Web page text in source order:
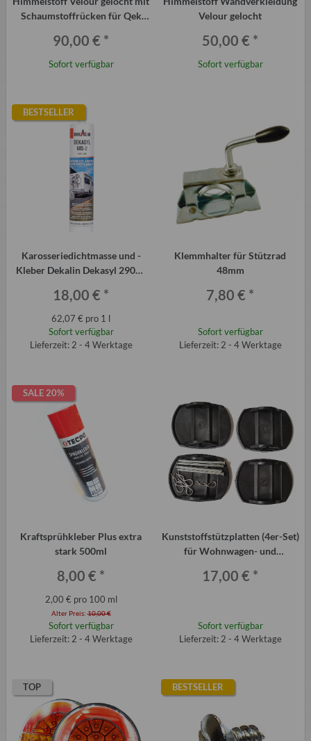
Schaumstoffrücken für Qek
90,00 € *
Sofort verfügbar
Velour gelocht
50,00 € *
Sofort verfügbar
BESTSELLER
Karosseriedichtmasse und -
Kleber Dekalin Dekasyl 290ml
18,00 € *
62,07 € pro 1 l
Sofort verfügbar
Lieferzeit: 2 - 4 Werktage
Klemmhalter für Stützrad
48mm
7,80 € *
Sofort verfügbar
Lieferzeit: 2 - 4 Werktage
SALE 20%
Kraftsprühkleber Plus extra
stark 500ml
8,00 € *
2,00 € pro 100 ml
Alter Preis:10,00 €
Sofort verfügbar
Lieferzeit: 2 - 4 Werktage
Kunststoffstützplatten (4er-Set)
für Wohnwagen- und
17,00 € *
Sofort verfügbar
Lieferzeit: 2 - 4 Werktage
TOP BESTSELLER